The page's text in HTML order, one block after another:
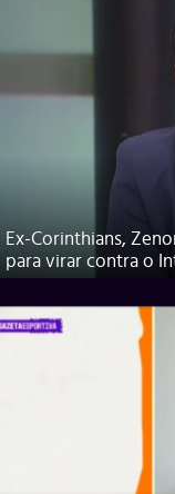
Ex-Corinthians,
para virar contra o